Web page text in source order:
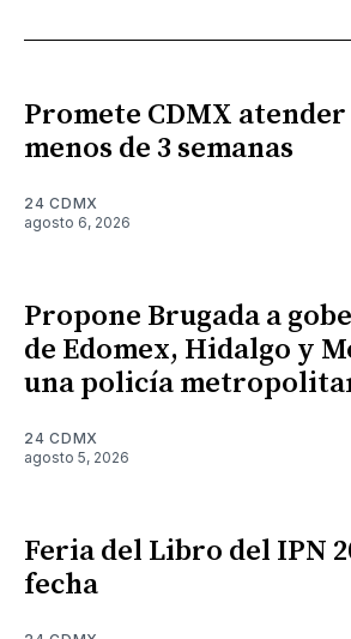
Promete CDMX
menos de 3 semanas
24 CDMX
agosto 6, 2026
Propone Brugada a
de Edomex, Hidalgo y
una policía
24 CDMX
agosto 5, 2026
Feria del Libro del IPN
fecha